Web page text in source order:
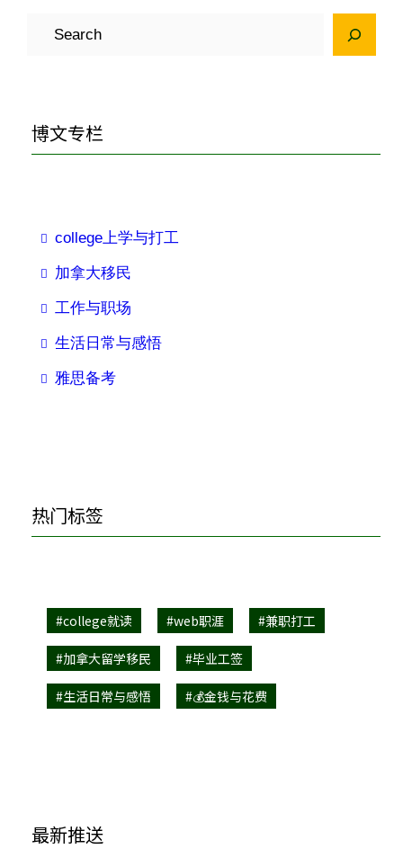
c
h
博文专栏
college上学与打工
加拿大移民
工作与职场
生活日常与感悟
雅思备考
热门标签
#college就读 #web职涯 #兼职打工
#加拿大留学移民 #毕业工签
#生活日常与感悟 #💰金钱与花费
最新推送